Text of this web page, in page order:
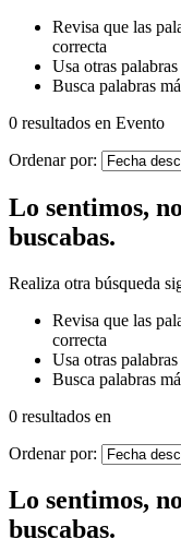
Revisa que las
correcta
Usa otras
Busca palabras
0 resultados en Evento
Ordenar por:
Lo sentimos,
buscabas.
Realiza otra búsqueda
Revisa que las
correcta
Usa otras
Busca palabras
0 resultados en
Ordenar por:
Lo sentimos,
buscabas.